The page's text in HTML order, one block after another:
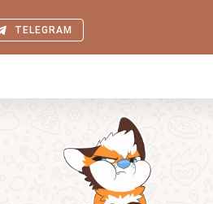
TELEGRAM